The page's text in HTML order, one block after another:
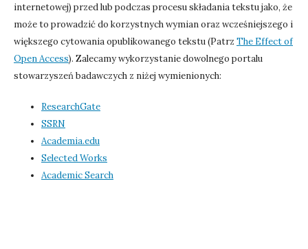
internetowej) przed lub podczas procesu składania tekstu jako, że
może to prowadzić do korzystnych wymian oraz wcześniejszego i
większego cytowania opublikowanego tekstu (Patrz The Effect of
Open Access). Zalecamy wykorzystanie dowolnego portalu
stowarzyszeń badawczych z niżej wymienionych:
ResearchGate
SSRN
Academia.edu
Selected Works
Academic Search